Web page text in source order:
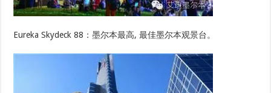
Eureka Skydeck 88：墨尔本最高, 最佳墨尔本观景台。